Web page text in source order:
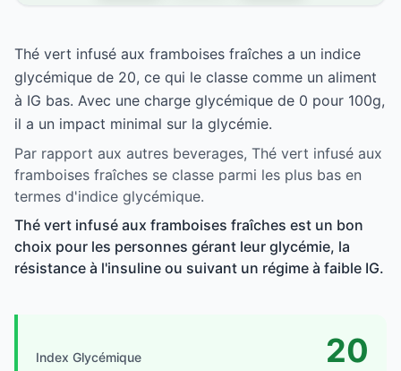
Thé vert infusé aux framboises fraîches a un indice
glycémique de 20, ce qui le classe comme un aliment
à IG bas. Avec une charge glycémique de 0 pour 100g,
il a un impact minimal sur la glycémie.
Par rapport aux autres beverages, Thé vert infusé aux
framboises fraîches se classe parmi les plus bas en
termes d'indice glycémique.
Thé vert infusé aux framboises fraîches est un bon
choix pour les personnes gérant leur glycémie, la
résistance à l'insuline ou suivant un régime à faible IG.
Index Glycémique 20